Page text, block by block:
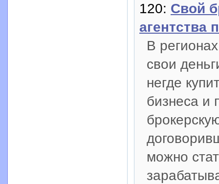
120: Cвой
агентства
В
свои
негде
бизнеса и
можно